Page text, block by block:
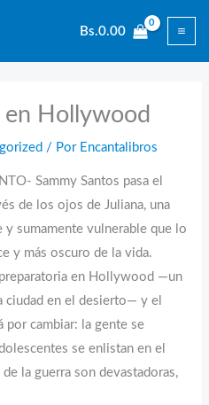
Bs.0.00
en Hollywood
/ Por Encantalibros
Sammy Santos pasa el
de los ojos de Juliana, una
y sumamente vulnerable que lo
y más oscuro de la vida.
en Hollywood —un
ciudad en el desierto— y el
por cambiar: la gente se
se enlistan en el
la guerra son devastadoras,